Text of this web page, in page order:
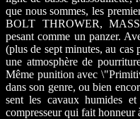
que nous sommes, les
BOLT THROWER,
pesant comme un panzer.
(plus de sept minutes, au
une atmosphère de
Même punition avec
dans son genre, ou bien
sent les cavaux humides
compresseur qui fait honneur